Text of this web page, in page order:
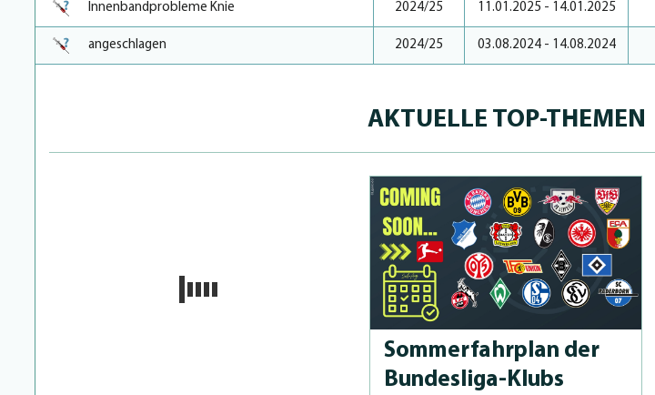
Innenbandprobleme Knie 2024/25 11.01.2025 - 14.01.2025
angeschlagen 2024/25 03.08.2024 - 14.08.2024
AKTUELLE TOP-THEMEN
Som­merfahrplan der
Bun­des­li­ga-Klubs